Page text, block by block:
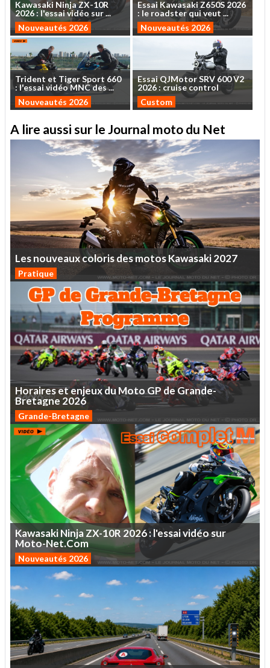
Kawasaki NinjaZX-10R
2026: l'essaividéo sur...
Nouveautés 2026
Essai KawasakiZ650S 2026
: le roadsterquiveut ...
Nouveautés 2026
Trident et TigerSport 660
: l'essaividéoMNCdes...
Nouveautés 2026
EssaiQJMotorSRV 600V2
2026 : cruise control
Custom
A lire aussi sur le Journal moto du Net
LesnouveauxcolorisdesmotosKawasaki2027
Pratique
HorairesetenjeuxduMotoGPdeGrande-
Bretagne 2026
Grande-Bretagne
KawasakiNinjaZX-10R2026:l'essaividéosur
Moto-Net.Com
Nouveautés 2026